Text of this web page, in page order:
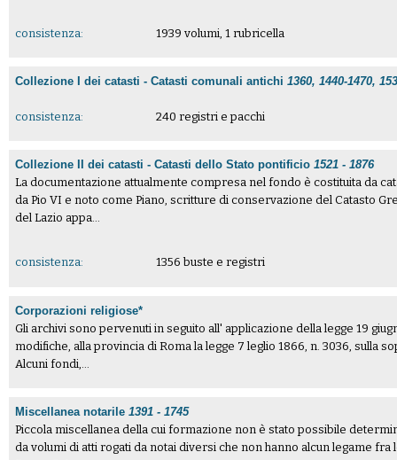
consistenza: 1939 volumi, 1 rubricella
Collezione I dei catasti - Catasti comunali antichi1360, 1440-1470,
consistenza: 240 registri e pacchi
Collezione II dei catasti - Catasti dello Stato pontificio1521 - 1876
La documentazione attualmente compresa nel fondo è costituita da
da Pio VI e noto come Piano, scritture di conservazione del Catasto
del Lazio appa...
consistenza: 1356 buste e registri
Corporazioni religiose*
Gli archivi sono pervenuti in seguito all' applicazione della legge 19
modifiche, alla provincia di Roma la legge 7 leglio 1866, n. 3036, sulla
Alcuni fondi,...
Miscellanea notarile1391 - 1745
Piccola miscellanea della cui formazione non è stato possibile
da volumi di atti rogati da notai diversi che non hanno alcun legame